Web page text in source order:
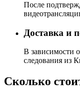
После
Доставка и
В зависимости
следования из
Сколько